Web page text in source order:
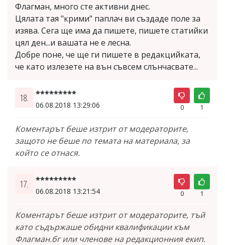
Флагман, много сте активни днес.
Цялата тая "крими" паплач ви създаде поле за
изява. Сега ще има да пишете, пишете статийки
цял ден...и вашата не е лесна.
Добре поне, че ще ги пишете в редакцийката,
че като излезете на вън съвсем слънчасвате...
18. *********
06.08.2018 13:29:06 0 1
Коментарът беше изтрит от модераторите,
защото не беше по темата на материала, за
който се отнася.
17. *********
06.08.2018 13:21:54 0 1
Коментарът беше изтрит от модераторите, тъй
като съдържаше обидни квалификации към
Флагман.бг или членове на редакционния екип.